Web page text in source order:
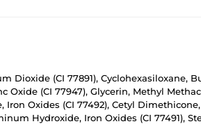
Dioxide (CI 77891), Cyclohexasiloxane,
Oxide (CI 77947), Glycerin, Methyl
Oxides (CI 77492), Cetyl
Hydroxide, Iron Oxides (CI 77491),